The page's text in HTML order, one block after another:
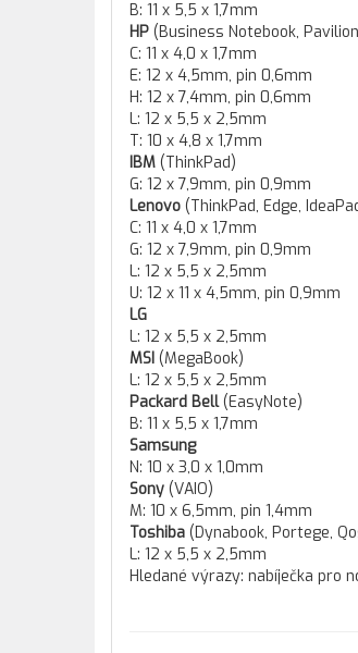
B: 11 x 5,5 x 1,7mm
HP (Business Notebook,
C: 11 x 4,0 x 1,7mm
E: 12 x 4,5mm, pin 0,6mm
H: 12 x 7,4mm, pin 0,6mm
L: 12 x 5,5 x 2,5mm
T: 10 x 4,8 x 1,7mm
IBM (ThinkPad)
G: 12 x 7,9mm, pin 0,9mm
Lenovo (ThinkPad, Edge,
C: 11 x 4,0 x 1,7mm
G: 12 x 7,9mm, pin 0,9mm
L: 12 x 5,5 x 2,5mm
U: 12 x 11 x 4,5mm, pin 0,9mm
LG
L: 12 x 5,5 x 2,5mm
MSI (MegaBook)
L: 12 x 5,5 x 2,5mm
Packard Bell(EasyNote)
B: 11 x 5,5 x 1,7mm
Samsung
N: 10 x 3,0 x 1,0mm
Sony (VAIO)
M: 10 x 6,5mm, pin 1,4mm
Toshiba (Dynabook, Portege,
L: 12 x 5,5 x 2,5mm
Hledané výrazy: nabíječka pro